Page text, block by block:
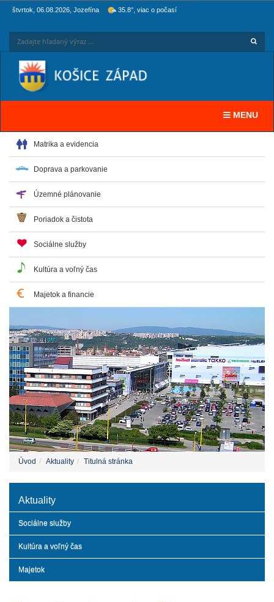
štvrtok, 06.08.2026, Jozefína 35.8°, viac o počasí
Toggle
MENU
Matrika a evidencia
Doprava a parkovanie
Územné plánovanie
Poriadok a čistota
Sociálne služby
Kultúra a voľný čas
Majetok a financie
Úvod Aktuality Titulná stránka
Aktuality
Sociálne služby
Kultúra a voľný čas
Majetok